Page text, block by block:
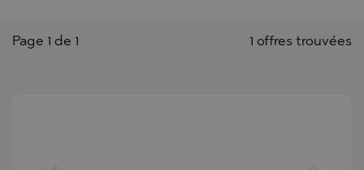
1 offres trouvées
Page 1 de 1